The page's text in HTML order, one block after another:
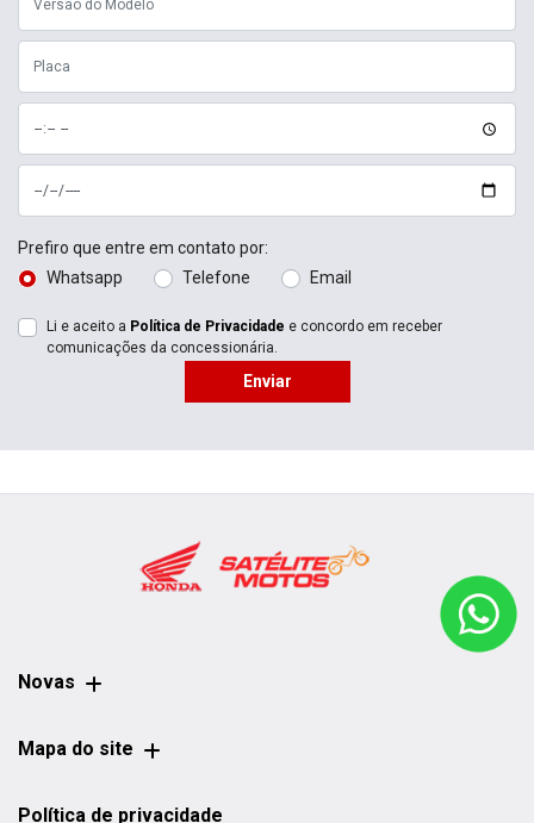
Prefiro que entre em contato por:
Whatsapp
Telefone Email
Li e aceito a Política de Privacidade e concordo em receber
comunicações da concessionária.
Enviar
Novas
Mapa do site
Política de privacidade